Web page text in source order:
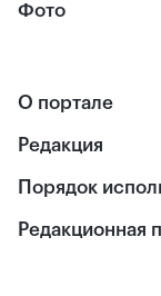
Фото
О портале
Редакция
Порядок
Редакционная